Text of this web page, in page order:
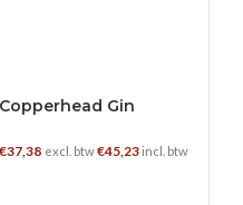
Copperhead Gin
€37,38 excl. btw€45,23 incl. btw